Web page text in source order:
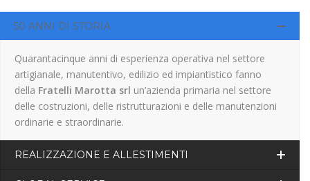
50 ANNI DI STORIA
Quarantacinque anni di esperienza operativa nel settore
artigianale, manutentivo, edilizio ed impiantistico fanno
della Fratelli Marotta srl un’azienda primaria nel settore
delle costruzioni, delle ristrutturazioni e delle manutenzioni
ordinarie e straordinarie.
REALIZZAZIONE E ALLESTIMENTI